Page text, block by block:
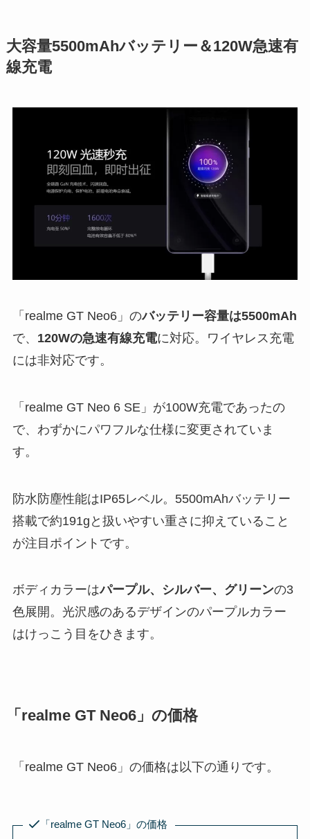
大容量5500mAhバッテリー＆120W急速有
線充電
「realme GT Neo6」のバッテリー容量は5500mAh
で、 120Wの急速有線充電に対応。ワイヤレス充電
には非対応です。
「realme GT Neo 6 SE」が100W充電であったの
で、わずかにパワフルな仕様に変更されていま
す。
防水防塵性能はIP65レベル。5500mAhバッテリー
搭載で約191gと扱いやすい重さに抑えていること
が注目ポイントです。
ボディカラーはパープル、シルバー、グリーンの3
色展開。光沢感のあるデザインのパープルカラー
はけっこう目をひきます。
「realme GT Neo6」の価格
「realme GT Neo6」の価格は以下の通りです。
「realme GT Neo6」の価格